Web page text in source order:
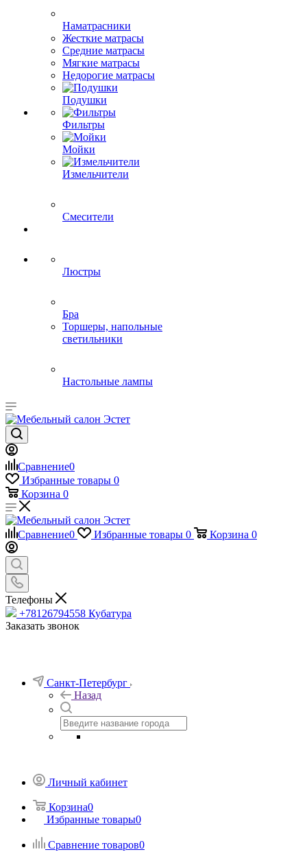
Наматрасники
Жесткие матрасы
Средние матрасы
Мягкие матрасы
Недорогие матрасы
Подушки
Фильтры
Мойки
Измельчители
Смесители
Люстры
Бра
Торшеры, напольные
светильники
Настольные лампы
Сравнение0
Избранные товары 0
Корзина 0
Сравнение0 Избранные товары 0 Корзина 0
Телефоны
+78126794558 Кубатура
Заказать звонок
Санкт-Петербург
Назад
Личный кабинет
Корзина0
Избранные товары0
Сравнение товаров0